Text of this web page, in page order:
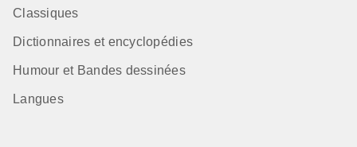
Classiques
Dictionnaires et encyclopédies
Humour et Bandes dessinées
Langues